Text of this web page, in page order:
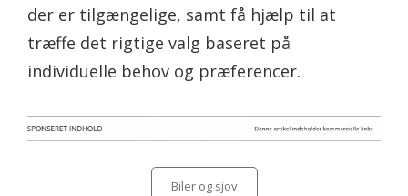
der er tilgængelige, samt få hjælp til at
træffe det rigtige valg baseret på
individuelle behov og præferencer.
Categories
Biler og sjov